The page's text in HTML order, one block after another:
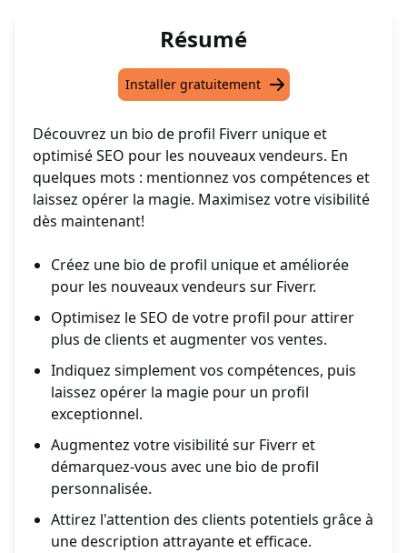
Résumé
Installer gratuitement
Découvrez un bio de profil Fiverr unique et
optimisé SEO pour les nouveaux vendeurs. En
quelques mots : mentionnez vos compétences et
laissez opérer la magie. Maximisez votre visibilité
dès maintenant!
Créez une bio de profil unique et améliorée
pour les nouveaux vendeurs sur Fiverr.
Optimisez le SEO de votre profil pour attirer
plus de clients et augmenter vos ventes.
Indiquez simplement vos compétences, puis
laissez opérer la magie pour un profil
exceptionnel.
Augmentez votre visibilité sur Fiverr et
démarquez-vous avec une bio de profil
personnalisée.
Attirez l'attention des clients potentiels grâce à
une description attrayante et efficace.